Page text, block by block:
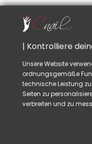
Saugen Sie das
festsitzenden
Nicht mit Wasser
| Kontrolliere
Unsere Website
ordnungsgemäße
technische Leistung
Seiten zu
verbreiten und zu